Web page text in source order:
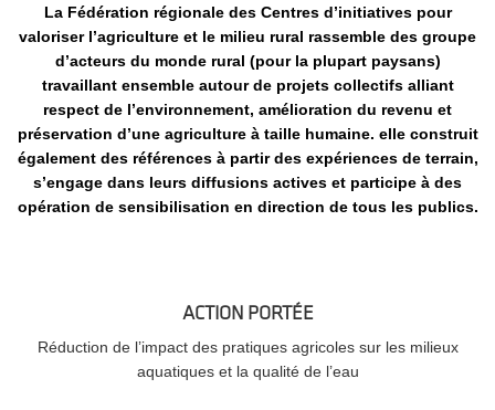
La Fédération régionale des Centres d’initiatives pour
valoriser l’agriculture et le milieu rural rassemble des groupe
d’acteurs du monde rural (pour la plupart paysans)
travaillant ensemble autour de projets collectifs alliant
respect de l’environnement, amélioration du revenu et
préservation d’une agriculture à taille humaine. elle construit
également des références à partir des expériences de terrain,
s’engage dans leurs diffusions actives et participe à des
opération de sensibilisation en direction de tous les publics.
ACTION PORTÉE
Réduction de l’impact des pratiques agricoles sur les milieux
aquatiques et la qualité de l’eau